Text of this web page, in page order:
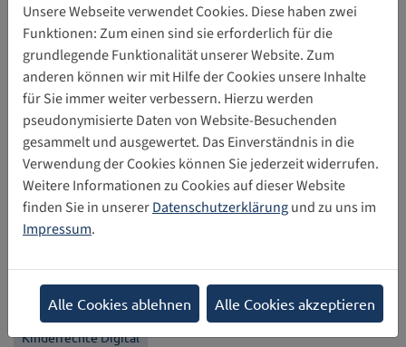
Direkter Download
spiel-_&_lernsoftware_band_23.pdf
Diesen Beitrag teilen
Kategorien
Kinderrechte Digital
Unsere Webseite verwendet Cookies. Diese haben zwei
Funktionen: Zum einen sind sie erforderlich für die
grundlegende Funktionalität unserer Website. Zum
anderen können wir mit Hilfe der Cookies unsere Inhalte
für Sie immer weiter verbessern. Hierzu werden
pseudonymisierte Daten von Website-Besuchenden
gesammelt und ausgewertet. Das Einverständnis in die
Verwendung der Cookies können Sie jederzeit widerrufen.
Weitere Informationen zu Cookies auf dieser Website
finden Sie in unsererDatenschutzerklärungund zu uns im
Impressum.
Alle Cookies ablehnen Alle Cookies akzeptieren